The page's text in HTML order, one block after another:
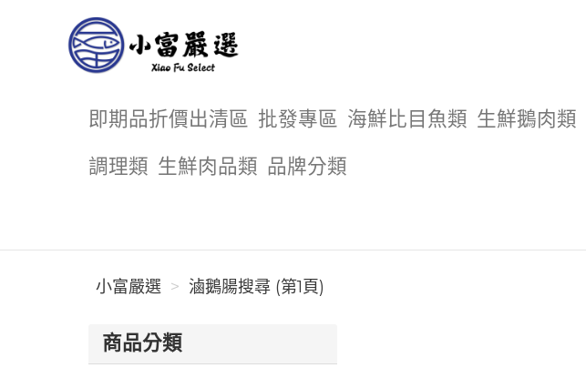
即期品折價出清區 批發專區 海鮮比目魚類 生鮮鵝肉類
調理類 生鮮肉品類 品牌分類
小富嚴選 滷鵝腸搜尋 (第1頁)
商品分類